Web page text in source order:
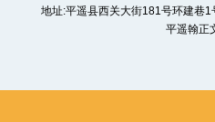
地址:平遥县西关大街181号环建
平遥翰正